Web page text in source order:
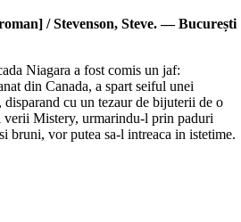
/ Stevenson, Steve. — București
Niagara a fost comis un jaf:
din Canada, a spart seiful unei
disparand cu un tezaur de bijuterii de o
verii Mistery, urmarindu-l prin paduri
bruni, vor putea sa-l intreaca in istetime.